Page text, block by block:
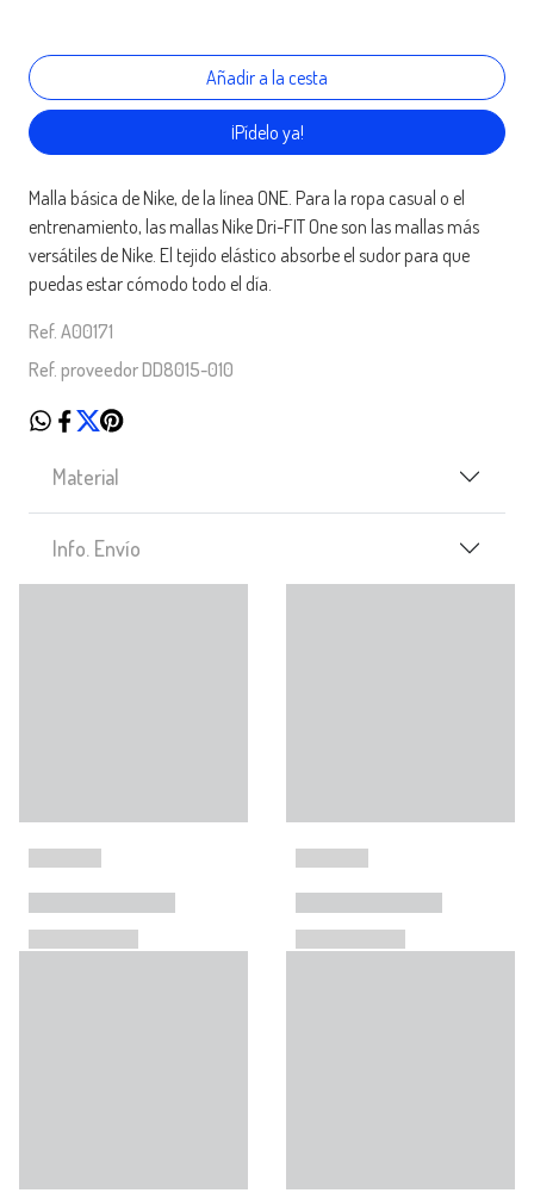
¡Pídelo ya!
Malla básica de Nike, de la línea ONE. Para la ropa casual o el
entrenamiento, las mallas Nike Dri-FIT One son las mallas más
versátiles de Nike. El tejido elástico absorbe el sudor para que
puedas estar cómodo todo el día.
Ref. A00171
Ref. proveedor DD8015-010
Material
Info. Envío